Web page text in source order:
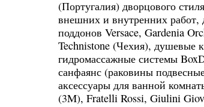
(Португалия) дворцового
внешних и внутренних
поддонов Versace, Gardenia
Technistone (Чехия), душевые
гидромассажные системы
санфаянс (раковины
аксессуары для ванной
(3M), Fratelli Rossi, Giulini